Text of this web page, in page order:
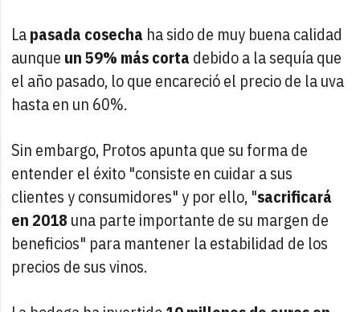
Lapasada cosecha ha sido de muy buena calidad
aunque un 59% más corta debido a la sequía que
el año pasado, lo que encareció el precio de la uva
hasta en un 60%.
Sin embargo, Protos apunta que su forma de
entender el éxito "consiste en cuidar a sus
clientes y consumidores" y por ello, "sacrificará
en 2018 una parte importante de su margen de
beneficios" para mantener la estabilidad de los
precios de sus vinos.